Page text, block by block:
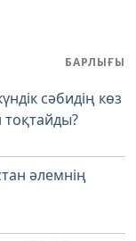
БАРЛЫҒЫ
сәбидің көз
әлемнің